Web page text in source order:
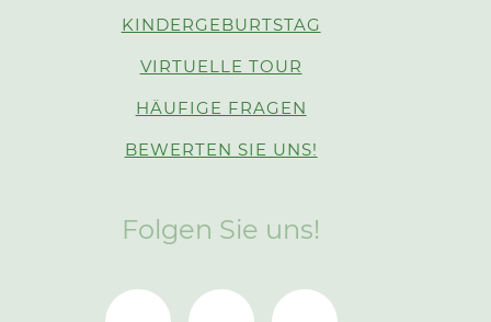
KINDERGEBURTSTAG
VIRTUELLE TOUR
HÄUFIGE FRAGEN
BEWERTEN SIE UNS!
Folgen Sie uns!